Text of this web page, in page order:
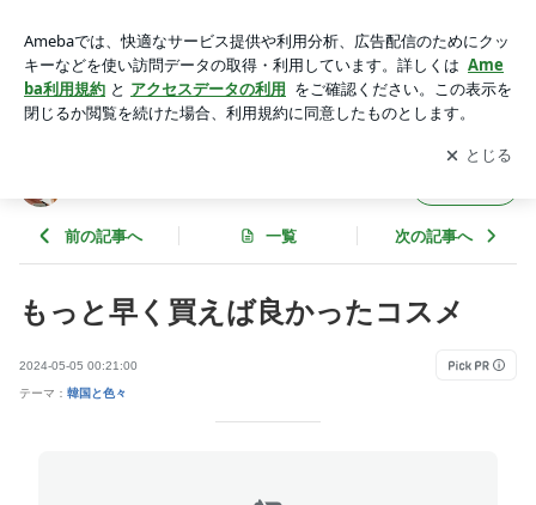
アプリをダウンロードして ブログの更新通知
を受け取りまし
ょう。
開く
前の記事へ 一覧 次の記事へ
もっと早く買えば良かったコスメ
2024-05-05 00:21:00
テーマ： 韓国と色々